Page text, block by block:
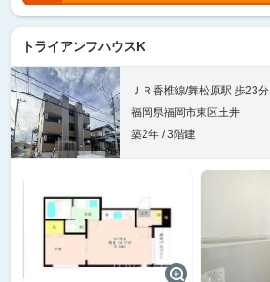
トライアンフハウスK
ＪＲ香椎線/舞松原駅 歩23分
福岡県福岡市東区土井
築2年 / 3階建